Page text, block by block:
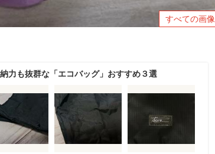
すべての画像
力も抜群な「エコバッグ」おすすめ３選